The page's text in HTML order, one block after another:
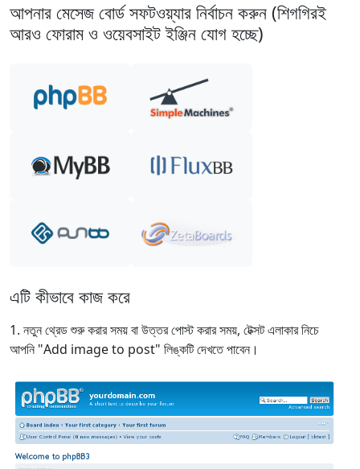
আপনার মেসেজ বোর্ড সফটওয়্যার নির্বাচন করুন (শিগগিরই
আরও ফোরাম ও ওয়েবসাইট ইঞ্জিন যোগ হচ্ছে)
এটি কীভাবে কাজ করে
নতুন থ্রেড শুরু করার সময় বা উত্তর পোস্ট করার সময়, টেক্সট এলাকার নিচে
আপনি "Add image to post" লিঙ্কটি দেখতে পাবেন।